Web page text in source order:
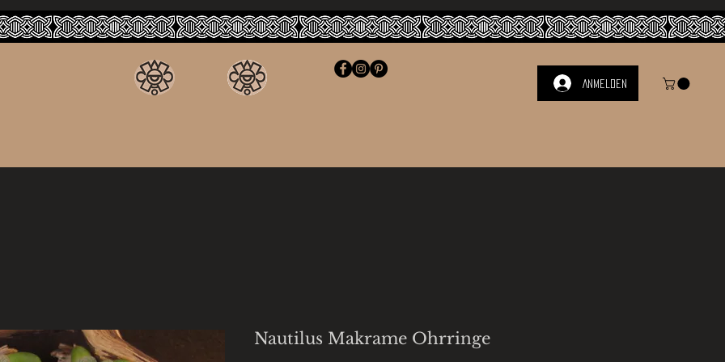
Anmelden
Nautilus Makrame Ohrringe